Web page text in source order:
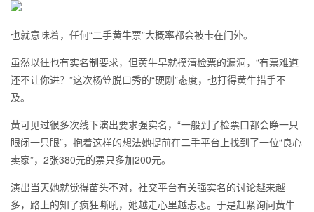
也就意味着，任何“二手黄牛票”大概率都会被卡在门外。
虽然以往也有实名制要求，但黄牛早就摸清检票的漏洞，“有票难道
还不让你进？”这次杨笠脱口秀的“硬刚”态度，也打得黄牛措手不
及。
黄可见过很多次线下演出要求强实名，“一般到了检票口都会睁一只
眼闭一只眼”，抱着这样的想法她提前在二手平台上找到了一位“良心
卖家”，2张380元的票只多加200元。
演出当天她就觉得苗头不对，社交平台有关强实名的讨论越来越
多，路上的知了疯狂嘶吼，她越走心里越忐忑。于是赶紧询问黄牛